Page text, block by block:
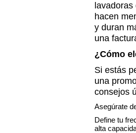
hacen
y duran
una
¿Cómo
Si estás
una
consejos
Asegúrate
Define tu
alta